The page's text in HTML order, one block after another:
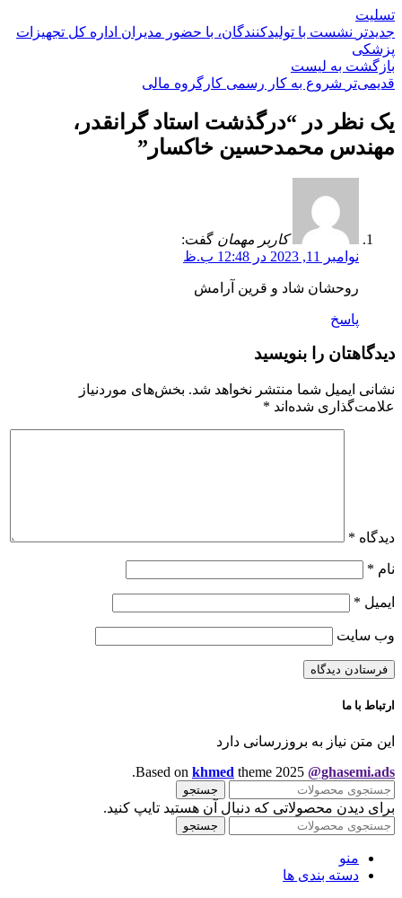
تسلیت
جدیدتر نشست با تولیدکنندگان، با حضور مدیران اداره کل تجهیزات
پزشکی
بازگشت به لیست
قدیمی‌تر شروع به کار رسمی کارگروه مالی
یک نظر در “درگذشت استاد گرانقدر،
مهندس محمدحسین خاکسار ”
کاربر مهمان گفت:
نوامبر 11, 2023 در 12:48 ب.ظ
روحشان شاد و قرین آرامش
پاسخ
دیدگاهتان را بنویسید
نشانی ایمیل شما منتشر نخواهد شد. بخش‌های موردنیاز
علامت‌گذاری شده‌اند *
دیدگاه *
نام *
ایمیل *
وب‌ سایت
ارتباط با ما
این متن نیاز به بروزرسانی دارد
Based on khmed theme 2025 @ghasemi.ads
.
جستجو
برای دیدن محصولاتی که دنبال آن هستید تایپ کنید.
جستجو
منو
دسته بندی ها